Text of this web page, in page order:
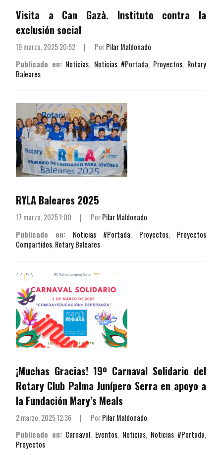
Visita a Can Gazà. Instituto contra la
exclusión social
19 marzo, 2025 20:52 | PorPilar Maldonado
Publicado en: Noticias, Noticias #Portada, Proyectos, Rotary
Baleares
RYLA Baleares 2025
17 marzo, 2025 1:00 | PorPilar Maldonado
Publicado en:
Noticias #Portada, Proyectos, Proyectos
Compartidos, Rotary Baleares
¡Muchas Gracias! 19º Carnaval Solidario del
Rotary Club Palma Junípero Serra en apoyo a
la Fundación Mary’s Meals
2 marzo, 2025 12:36 | PorPilar Maldonado
Publicado en: Carnaval, Eventos, Noticias, Noticias #Portada,
Proyectos